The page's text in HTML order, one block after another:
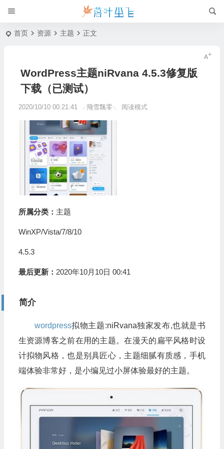
首页 资源 主题 正文
WordPress主题niRvana 4.5.3修复版
下载（已测试）
2020/10/10 00:21:41 ╭飛雪飄零╮ 阅读模式
所属分类： 主题
WinXP/Vista/7/8/10
4.5.3
最后更新： 2020年10月10日 00:41
简介
wordpress拟物主题:niRvana独家发布,也就是书
生资源博客之前在用的主题。在漫天的扁平风格时设
计拟物风格，也是别具匠心，主题细腻有质感，手机
端体验非常好，是小编见过小屏体验最好的主题。